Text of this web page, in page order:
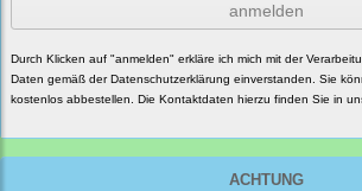
anmelden
Durch Klicken auf "anmelden" erkläre ich mich mit der
Daten gemäß der Datenschutzerklärung einverstanden. Sie
kostenlos abbestellen. Die Kontaktdaten hierzu finden Sie in
ACHTUNG